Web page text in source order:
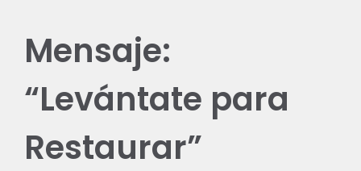
Mensaje:
“Levántate para
Restaurar”